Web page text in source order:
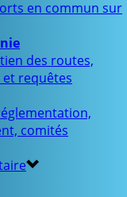
en commun sur
des routes,
requêtes
comités